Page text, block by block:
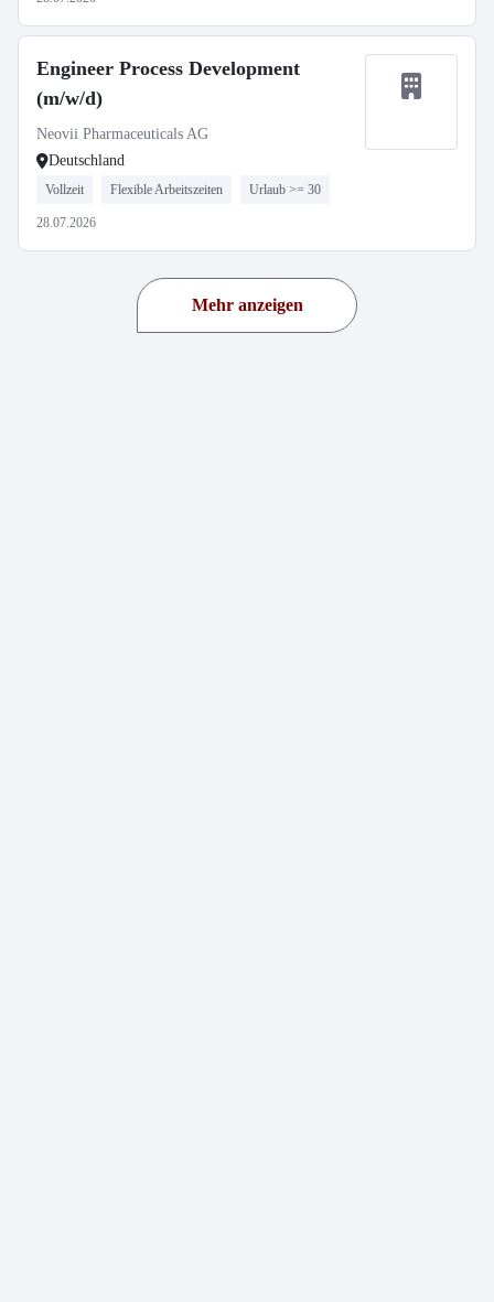
Engineer Process Development
(m/w/d)
Neovii Pharmaceuticals AG
Deutschland
Vollzeit Flexible Arbeitszeiten Urlaub >= 30
28.07.2026
Mehr anzeigen